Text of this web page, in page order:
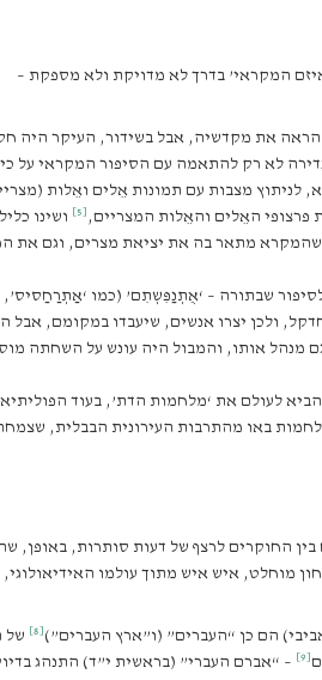
המקראי’ בדרך לא מדויקת ולא מספקת –
את מקדשיה, אבל בשידור, העיקר היה
לא רק להתאמה עם הסיפור המקראי על
מצבות עם תמונות אֵלים ואֵלות
האֵלים והאֵלות המצריים, [5]
ושינו
מתאר בה את יציאת מצרים, וגם את
שבתורה – ‘אֻתְנַפִּשְתִם’ (כמו
ולכן יצרו אנשים, שיעבדו במקומם, אבל
מנהל אותו, והמבול היה עונש על השחתה
לעולם את ‘מלחמות הדת’, בעוד
באו מהתרבות העירונית הבבלית,
החוקרים לרצף של דעות סותרות,
איש איש מתוך עולמו האידיאולוגי,
הם כן “העברים” (ו”ארץ העברים”) [8]
של
[9]
– “אברם העברי” (בראשית י”ד) התנהג